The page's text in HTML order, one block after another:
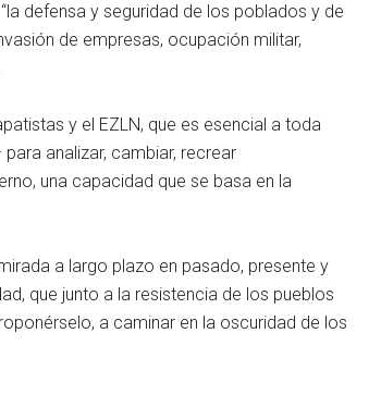
la defensa y seguridad de los poblados y de
de empresas, ocupación militar,
y el EZLN, que es esencial a toda
analizar, cambiar, recrear
una capacidad que se basa en la
a largo plazo en pasado, presente y
que junto a la resistencia de los pueblos
a caminar en la oscuridad de los